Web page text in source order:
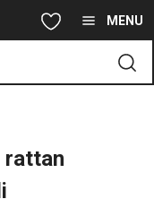
MENU
rattan